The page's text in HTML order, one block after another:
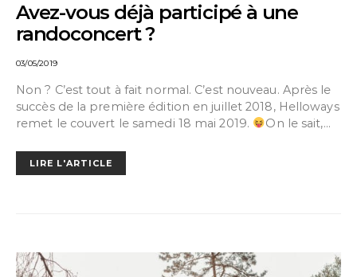
Avez-vous déjà participé à une
randoconcert ?
03/05/2019
Non ? C’est tout à fait normal. C’est nouveau. Après le
succès de la première édition en juillet 2018, Helloways
remet le couvert le samedi 18 mai 2019.
On le sait,…
LIRE L'ARTICLE